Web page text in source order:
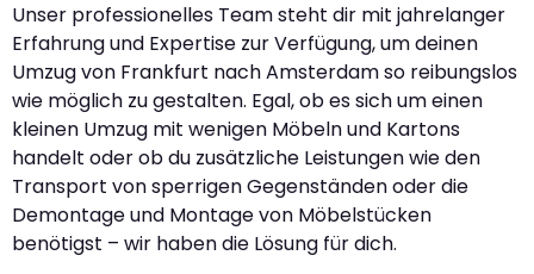
Unser professionelles Team steht dir mit jahrelanger
Erfahrung und Expertise zur Verfügung, um deinen
Umzug von Frankfurt nach Amsterdam so reibungslos
wie möglich zu gestalten. Egal, ob es sich um einen
kleinen Umzug mit wenigen Möbeln und Kartons
handelt oder ob du zusätzliche Leistungen wie den
Transport von sperrigen Gegenständen oder die
Demontage und Montage von Möbelstücken
benötigst – wir haben die Lösung für dich.